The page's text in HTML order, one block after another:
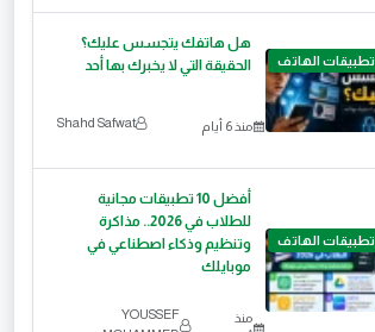
تطبيقات الهاتف
هل هاتفك يتجسس عليك؟
الحقيقة التي لا يخبرك بها أحد
منذ 6 أيام Shahd Safwat
تطبيقات الهاتف
أفضل 10 تطبيقات مجانية
للطلاب في 2026.. مذاكرة
وتنظيم وذكاء اصطناعي في
موبايلك
منذ
YOUSSEF